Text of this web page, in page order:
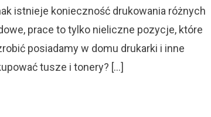
istnieje konieczność drukowania różnych
prace to tylko nieliczne pozycje, które
posiadamy w domu drukarki i inne
tusze i tonery? […]